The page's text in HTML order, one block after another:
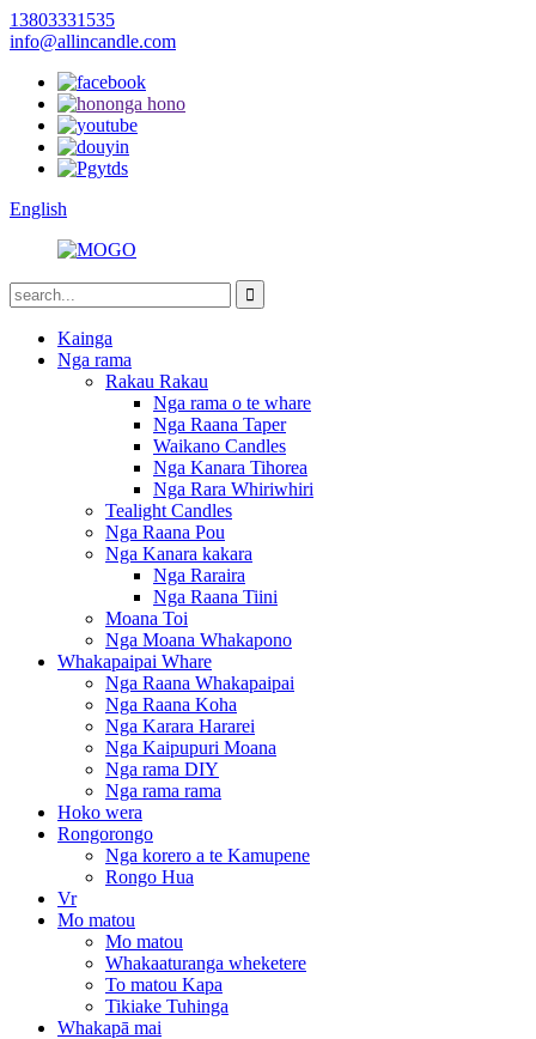
13803331535
info@allincandle.com
English
Kainga
Nga rama
Rakau Rakau
Nga rama o te whare
Nga Raana Taper
Waikano Candles
Nga Kanara Tihorea
Nga Rara Whiriwhiri
Tealight Candles
Nga Raana Pou
Nga Kanara kakara
Nga Raraira
Nga Raana Tiini
Moana Toi
Nga Moana Whakapono
Whakapaipai Whare
Nga Raana Whakapaipai
Nga Raana Koha
Nga Karara Hararei
Nga Kaipupuri Moana
Nga rama DIY
Nga rama rama
Hoko wera
Rongorongo
Nga korero a te Kamupene
Rongo Hua
Vr
Mo matou
Mo matou
Whakaaturanga wheketere
To matou Kapa
Tikiake Tuhinga
Whakapā mai